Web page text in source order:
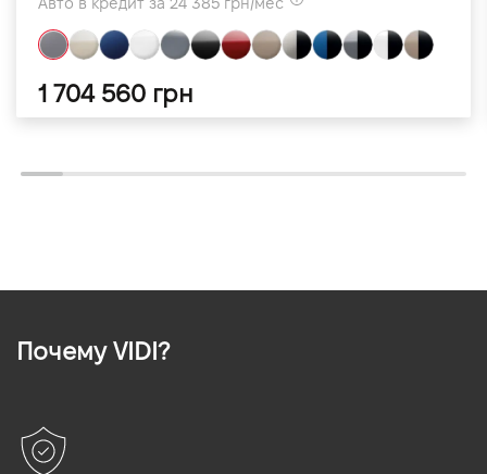
1 704 560 грн
Почему VIDI?